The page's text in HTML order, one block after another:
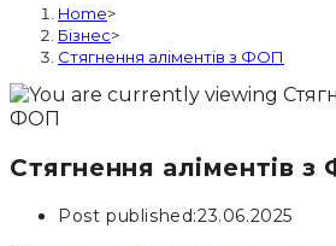
Home>
Бізнес>
Стягнення аліментів з ФОП
Стягнення аліментів
Post published:23.06.2025